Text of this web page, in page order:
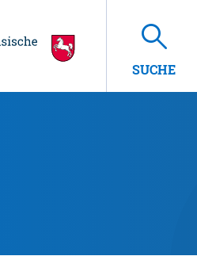
SUCHE